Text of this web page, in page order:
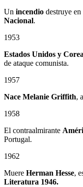
Un incendio destruye
Nacional.
1953
Estados Unidos y
de ataque comunista.
1957
Nace Melanie Griffith,
1958
El contraalmirante
Portugal.
1962
Muere Herman Hesse,
Literatura 1946.